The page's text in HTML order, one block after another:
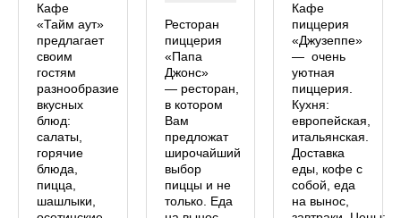
Кафе
«Тайм аут»
предлагает
своим
гостям
разнообразие
вкусных
блюд:
салаты,
горячие
блюда,
пицца,
шашлыки,
Ресторан
пиццерия
«Папа
Джонс»
— ресторан,
в котором
Вам
предложат
широчайший
выбор
пиццы и не
только. Еда
Кафе
пиццерия
«Джузеппе»
— очень
уютная
пиццерия.
Кухня:
европейская,
итальянская.
Доставка
еды, кофе с
собой, еда
на вынос,